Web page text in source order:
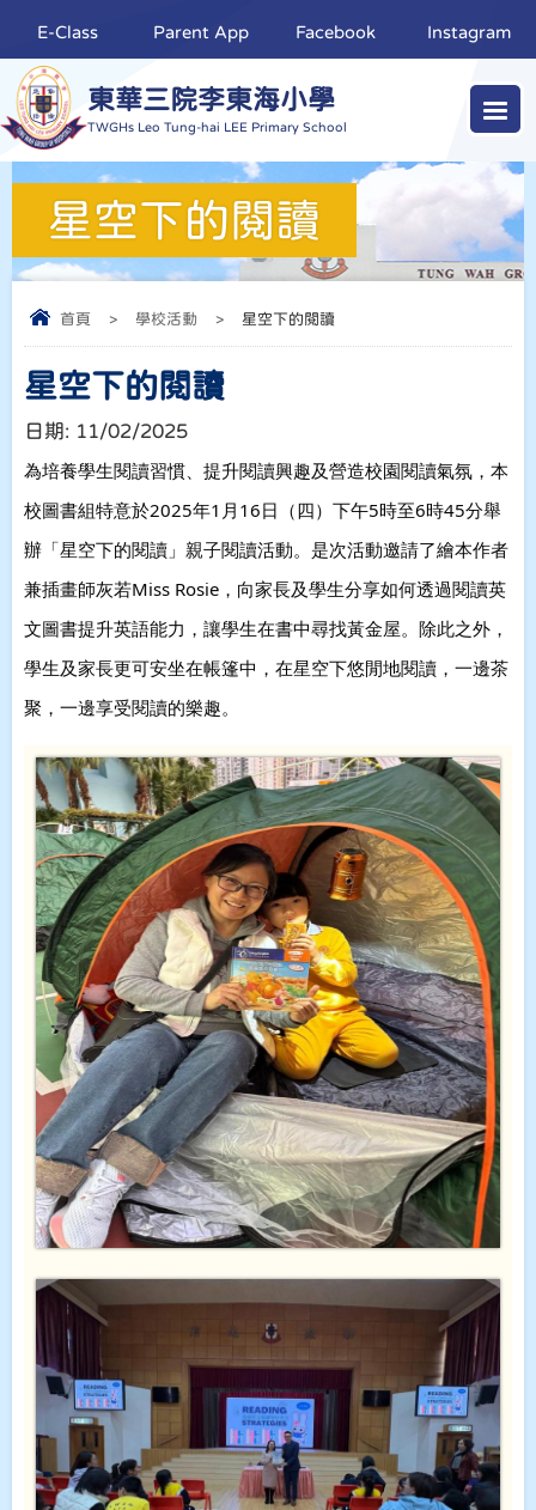
東華三院李東海小學
TWGHs Leo Tung-hai LEE Primary School
E-Class Parent App Facebook Instagram
星空下的閱讀
首頁 > 學校活動 > 星空下的閱讀
星空下的閱讀
日期: 11/02/2025
為培養學生閱讀習慣、提升閱讀興趣及營造校園閱讀氣氛，本
校圖書組特意於2025年1月16日（四）下午5時至6時45分舉
辦「星空下的閱讀」親子閱讀活動。是次活動邀請了繪本作者
兼插畫師灰若Miss Rosie，向家長及學生分享如何透過閱讀英
文圖書提升英語能力，讓學生在書中尋找黃金屋。除此之外，
學生及家長更可安坐在帳篷中，在星空下悠閒地閱讀，一邊茶
聚，一邊享受閱讀的樂趣。